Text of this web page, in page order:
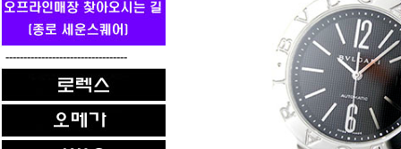
----------------------------------